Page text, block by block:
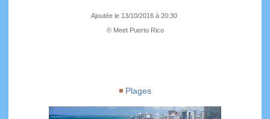
Ajoutée le 13/10/2016 à 20:30
© Meet Puerto Rico
Plages